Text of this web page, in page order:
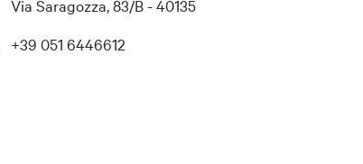
Via Saragozza, 83/B - 40135
+39 051 6446612